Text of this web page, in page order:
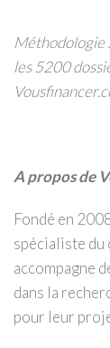
Méthodologie
les 5200
A propos de
Fondé en
spécialiste
accompagne
dans la
pour leur